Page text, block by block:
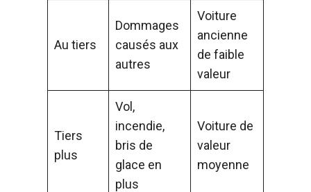
Au tiers
Dommages
causés aux
autres
Voiture
ancienne
de faible
valeur
Tiers
plus
Vol,
incendie,
bris de
glace en
plus
Voiture de
valeur
moyenne